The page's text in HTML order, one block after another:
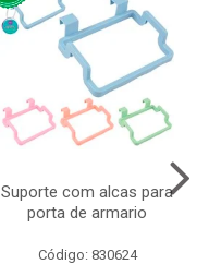
Suporte com alcas para
porta de armario
Código: 830624